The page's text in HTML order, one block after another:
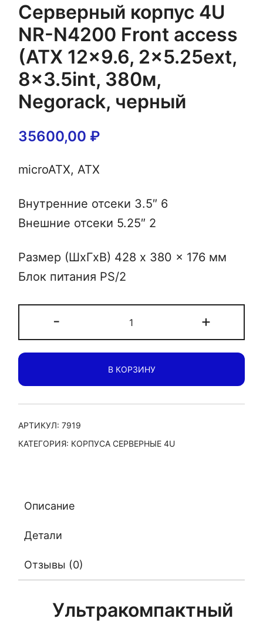
Серверный корпус 4U
NR-N4200 Front access
(ATX 12×9.6, 2×5.25ext,
8×3.5int, 380м,
Negorack, черный
35600,00 ₽
microATX, ATX
Внутренние отсеки 3.5″ 6
Внешние отсеки 5.25″ 2
Размер (ШхГхВ) 428 x 380 x 176 мм
Блок питания PS/2
-
товара
Серверный
4U
NR-
N4200
(ATX
+
В КОРЗИНУ
АРТИКУЛ: 7919
КАТЕГОРИЯ: КОРПУСА СЕРВЕРНЫЕ 4U
Описание
Детали
Отзывы (0)
Ультракомпактный